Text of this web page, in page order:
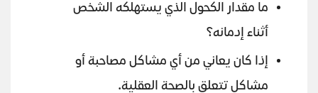
ما مقدار الكحول الذي يستهلكه الشخص
أثناء إدمانه؟
إذا كان يعاني من أي مشاكل مصاحبة أو
مشاكل تتعلق بالصحة العقلية.